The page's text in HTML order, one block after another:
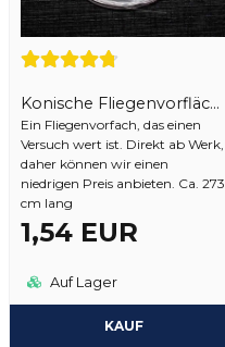
Konische Fliegenvorflächer 9 ft
Ein Fliegenvorfach, das einen
Versuch wert ist. Direkt ab Werk,
daher können wir einen
niedrigen Preis anbieten. Ca. 273
cm lang
1,54 EUR
Auf Lager
KAUF